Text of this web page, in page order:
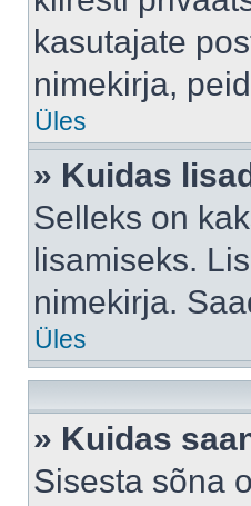
kasutajate
nimekirja,
Üles
» Kuidas
Selleks on
lisamiseks.
nimekirja.
Üles
» Kuidas
Sisesta sõna